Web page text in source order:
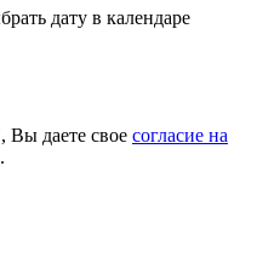
даете свое согласие на
.